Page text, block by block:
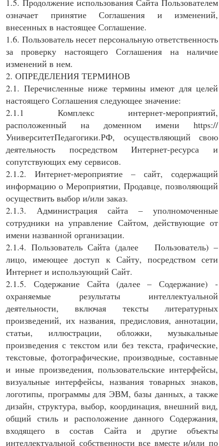
1.5. Продолжение использования Сайта Пользователем
означает принятие Соглашения и изменений,
внесенных в настоящее Соглашение.
1.6. Пользователь несет персональную ответственность
за проверку настоящего Соглашения на наличие
изменений в нем.
2. ОПРЕДЕЛЕНИЯ ТЕРМИНОВ
2.1. Перечисленные ниже термины имеют для целей
настоящего Соглашения следующее значение:
2.1.1 Комплекс интернет-мероприятий,
расположенный на доменном имени https://
УниверситетПедагогики.РФ, осуществляющий свою
деятельность посредством Интернет-ресурса и
сопутствующих ему сервисов.
2.1.2. Интернет-мероприятие – сайт, содержащий
информацию о Мероприятии, Продавце, позволяющий
осуществить выбор и/или заказ.
2.1.3. Администрация сайта – уполномоченные
сотрудники на управление Сайтом, действующие от
имени названной организации.
2.1.4. Пользователь Сайта (далее Пользователь) –
лицо, имеющее доступ к Сайту, посредством сети
Интернет и использующий Сайт.
2.1.5. Содержание Сайта (далее – Содержание) -
охраняемые результаты интеллектуальной
деятельности, включая тексты литературных
произведений, их названия, предисловия, аннотации,
статьи, иллюстрации, обложки, музыкальные
произведения с текстом или без текста, графические,
текстовые, фотографические, производные, составные
и иные произведения, пользовательские интерфейсы,
визуальные интерфейсы, названия товарных знаков,
логотипы, программы для ЭВМ, базы данных, а также
дизайн, структура, выбор, координация, внешний вид,
общий стиль и расположение данного Содержания,
входящего в состав Сайта и другие объекты
интеллектуальной собственности все вместе и/или по